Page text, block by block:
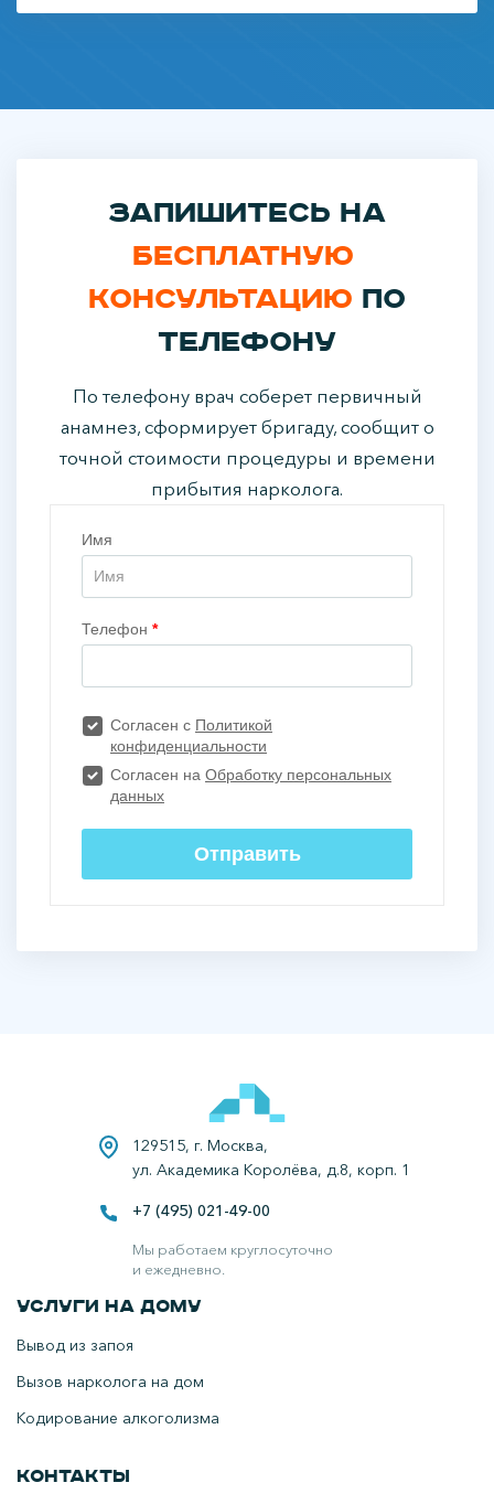
Запишитесь на
бесплатную
консультацию по
телефону
По телефону врач соберет первичный
анамнез, сформирует бригаду, сообщит о
точной стоимости процедуры и времени
прибытия нарколога.
129515, г. Москва,
ул. Академика Королёва, д.8, корп. 1
+7 (495) 021-49-00
Мы работаем круглосуточно
и ежедневно.
Все права защищены.
Наркологическая клиника в Егорьевске.
Услуги на дому
Вывод из запоя
Вызов нарколога на дом
Кодирование алкоголизма
Контакты